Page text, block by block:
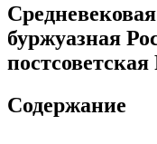
буржуазная
постсоветская
Содержание